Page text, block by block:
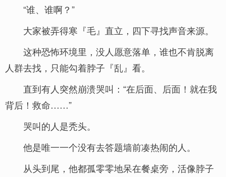
“谁、谁啊？”
大家被弄得寒『毛』直立，四下寻找声音来源。
这种恐怖环境里，没人愿意落单，谁也不肯脱离
人群去找，只能勾着脖子『乱』看。
直到有人突然崩溃哭叫：“在后面、后面！就在我
背后！救命……”
哭叫的人是秃头。
他是唯一一个没有去答题墙前凑热闹的人。
从头到尾，他都孤零零地呆在餐桌旁，活像脖子